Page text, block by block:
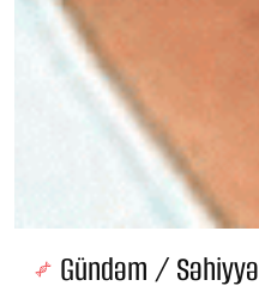
Gündəm / Səhiyyə